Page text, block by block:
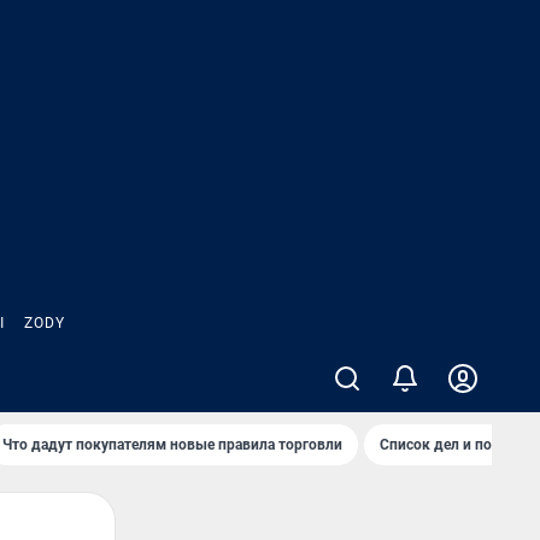
ZODY
Что дадут покупателям новые правила торговли Список дел и покупок